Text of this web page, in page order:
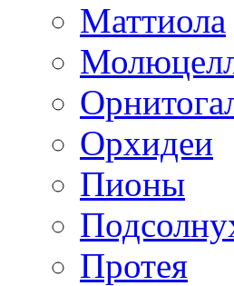
Маттиола
Орхидеи
Пионы
Протея